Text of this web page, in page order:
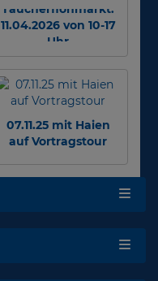
Taucherflohmarkt:
11.04.2026 von 10-17
Uhr
07.11.25 mit Haien
auf Vortragstour